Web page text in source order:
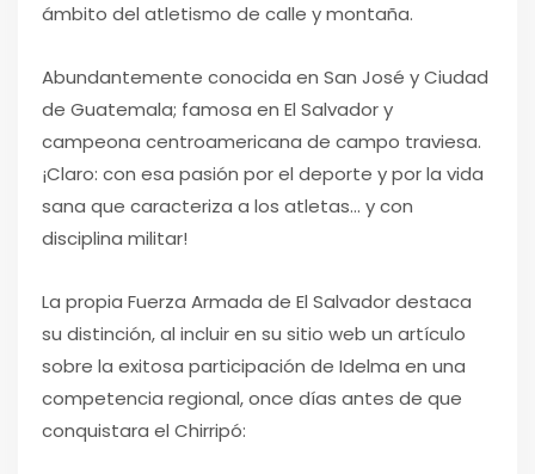
ámbito del atletismo de calle y montaña.
Abundantemente conocida en San José y Ciudad
de Guatemala; famosa en El Salvador y
campeona centroamericana de campo traviesa.
¡Claro: con esa pasión por el deporte y por la vida
sana que caracteriza a los atletas… y con
disciplina militar!
La propia Fuerza Armada de El Salvador destaca
su distinción, al incluir en su sitio web un artículo
sobre la exitosa participación de Idelma en una
competencia regional, once días antes de que
conquistara el Chirripó: